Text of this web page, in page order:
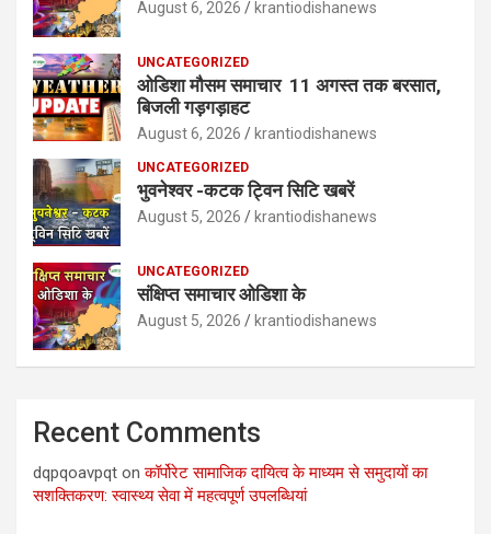
August 6, 2026 krantiodishanews
UNCATEGORIZED
ओडिशा मौसम समाचार 11 अगस्त तक बरसात,
बिजली गड़गड़ाहट
August 6, 2026 krantiodishanews
UNCATEGORIZED
भुवनेश्वर -कटक ट्विन सिटि खबरें
August 5, 2026 krantiodishanews
UNCATEGORIZED
संक्षिप्त समाचार ओडिशा के
August 5, 2026 krantiodishanews
Recent Comments
dqpqoavpqt onकॉर्पोरेट सामाजिक दायित्व के माध्यम से समुदायों का
सशक्तिकरण: स्वास्थ्य सेवा में महत्वपूर्ण उपलब्धियां